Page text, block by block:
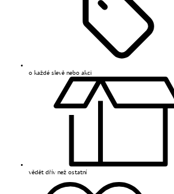
o každé slevě nebo akci
vědět dřív než ostatní